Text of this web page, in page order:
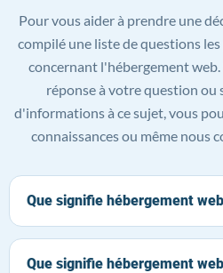
Pour vous aider à prendre une
compilé une liste de questions
concernant l'hébergement web.
réponse à votre question ou
d'informations à ce sujet, vous
connaissances ou même nous
Que signifie hébergement
Que signifie hébergement